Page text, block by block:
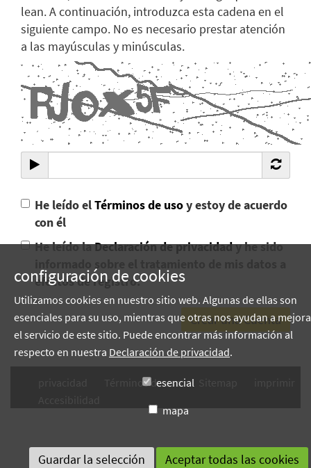
lean. A continuación, introduzca esta cadena en el
siguiente campo. No es necesario prestar atención
a las mayúsculas y minúsculas.
He leído elTérminos de usoy estoy de acuerdo
con él
He leído laDeclaración de privacidady he sido
efectos de registro.
Términos de uso
configuración de cookies
Utilizamos cookies en nuestro sitio web. Algunas de ellas son
esenciales para su uso, mientras que otras nos ayudan a
el servicio de este sitio. Puede encontrar más información al
respecto en nuestra Declaración de privacidad.
esencial
mapa